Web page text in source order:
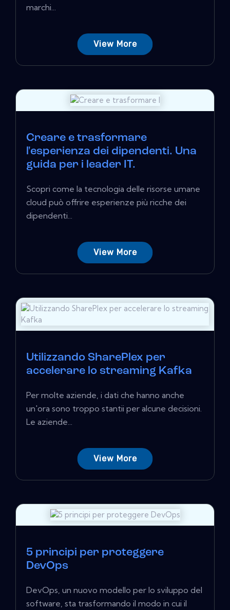
marchi...
View More
Creare e trasformare
l'esperienza dei dipendenti. Una
guida per i leader IT.
Scopri come la tecnologia delle risorse umane
cloud può offrire esperienze più ricche dei
dipendenti...
View More
Utilizzando SharePlex per
accelerare lo streaming Kafka
Per molte aziende, i dati che hanno anche
un'ora sono troppo stantii per alcune decisioni.
Le aziende...
View More
5 principi per proteggere
DevOps
DevOps, un nuovo modello per lo sviluppo del
software, sta trasformando il modo in cui il